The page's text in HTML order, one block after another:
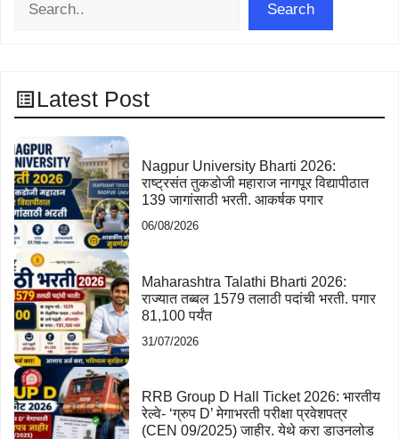
Search
Latest Post
Nagpur University Bharti 2026:
राष्ट्रसंत तुकडोजी महाराज नागपूर विद्यापीठात
139 जागांसाठी भरती. आकर्षक पगार
06/08/2026
Maharashtra Talathi Bharti 2026:
राज्यात तब्बल 1579 तलाठी पदांची भरती. पगार
81,100 पर्यंत
31/07/2026
RRB Group D Hall Ticket 2026: भारतीय
रेल्वे- ‘ग्रुप D’ मेगाभरती परीक्षा प्रवेशपत्र
(CEN 09/2025) जाहीर. येथे करा डाउनलोड